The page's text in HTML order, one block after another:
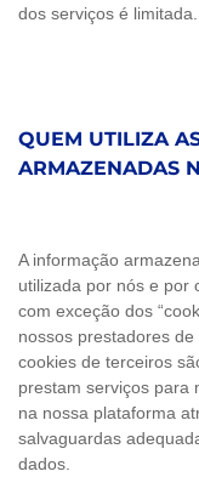
dos serviços é limitada.
QUEM UTILIZA
ARMAZENADAS
A informação
utilizada por nós e por
com exceção dos
nossos prestadores
cookies de terceiros
prestam serviços para
na nossa plataforma
salvaguardas
dados.